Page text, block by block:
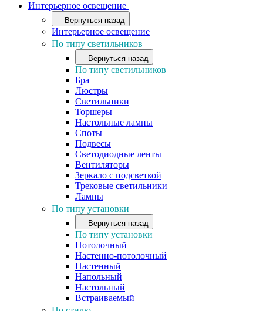
Интерьерное освещение
Вернуться назад
Интерьерное освещение
По типу светильников
Вернуться назад
По типу светильников
Бра
Люстры
Светильники
Торшеры
Настольные лампы
Споты
Подвесы
Светодиодные ленты
Вентиляторы
Зеркало с подсветкой
Трековые светильники
Лампы
По типу установки
Вернуться назад
По типу установки
Потолочный
Настенно-потолочный
Настенный
Напольный
Настольный
Встраиваемый